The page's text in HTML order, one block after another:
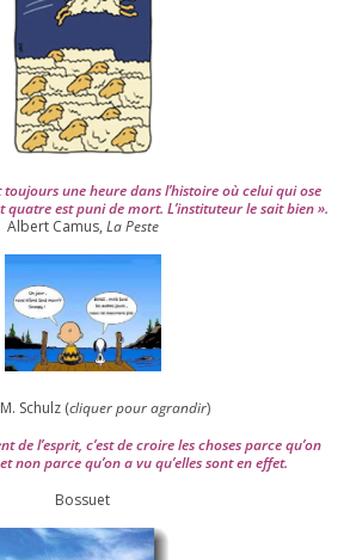
une heure dans l’his­toire où celui qui ose
est puni de mort. L’instituteur le sait bien ».
Albert Camus, La Peste
Schulz (cli­quer pour agran­dir)
de l’es­prit, c’est de croire les choses parce qu’on
non parce qu’on a vu qu’elles sont en effet.
Bossuet